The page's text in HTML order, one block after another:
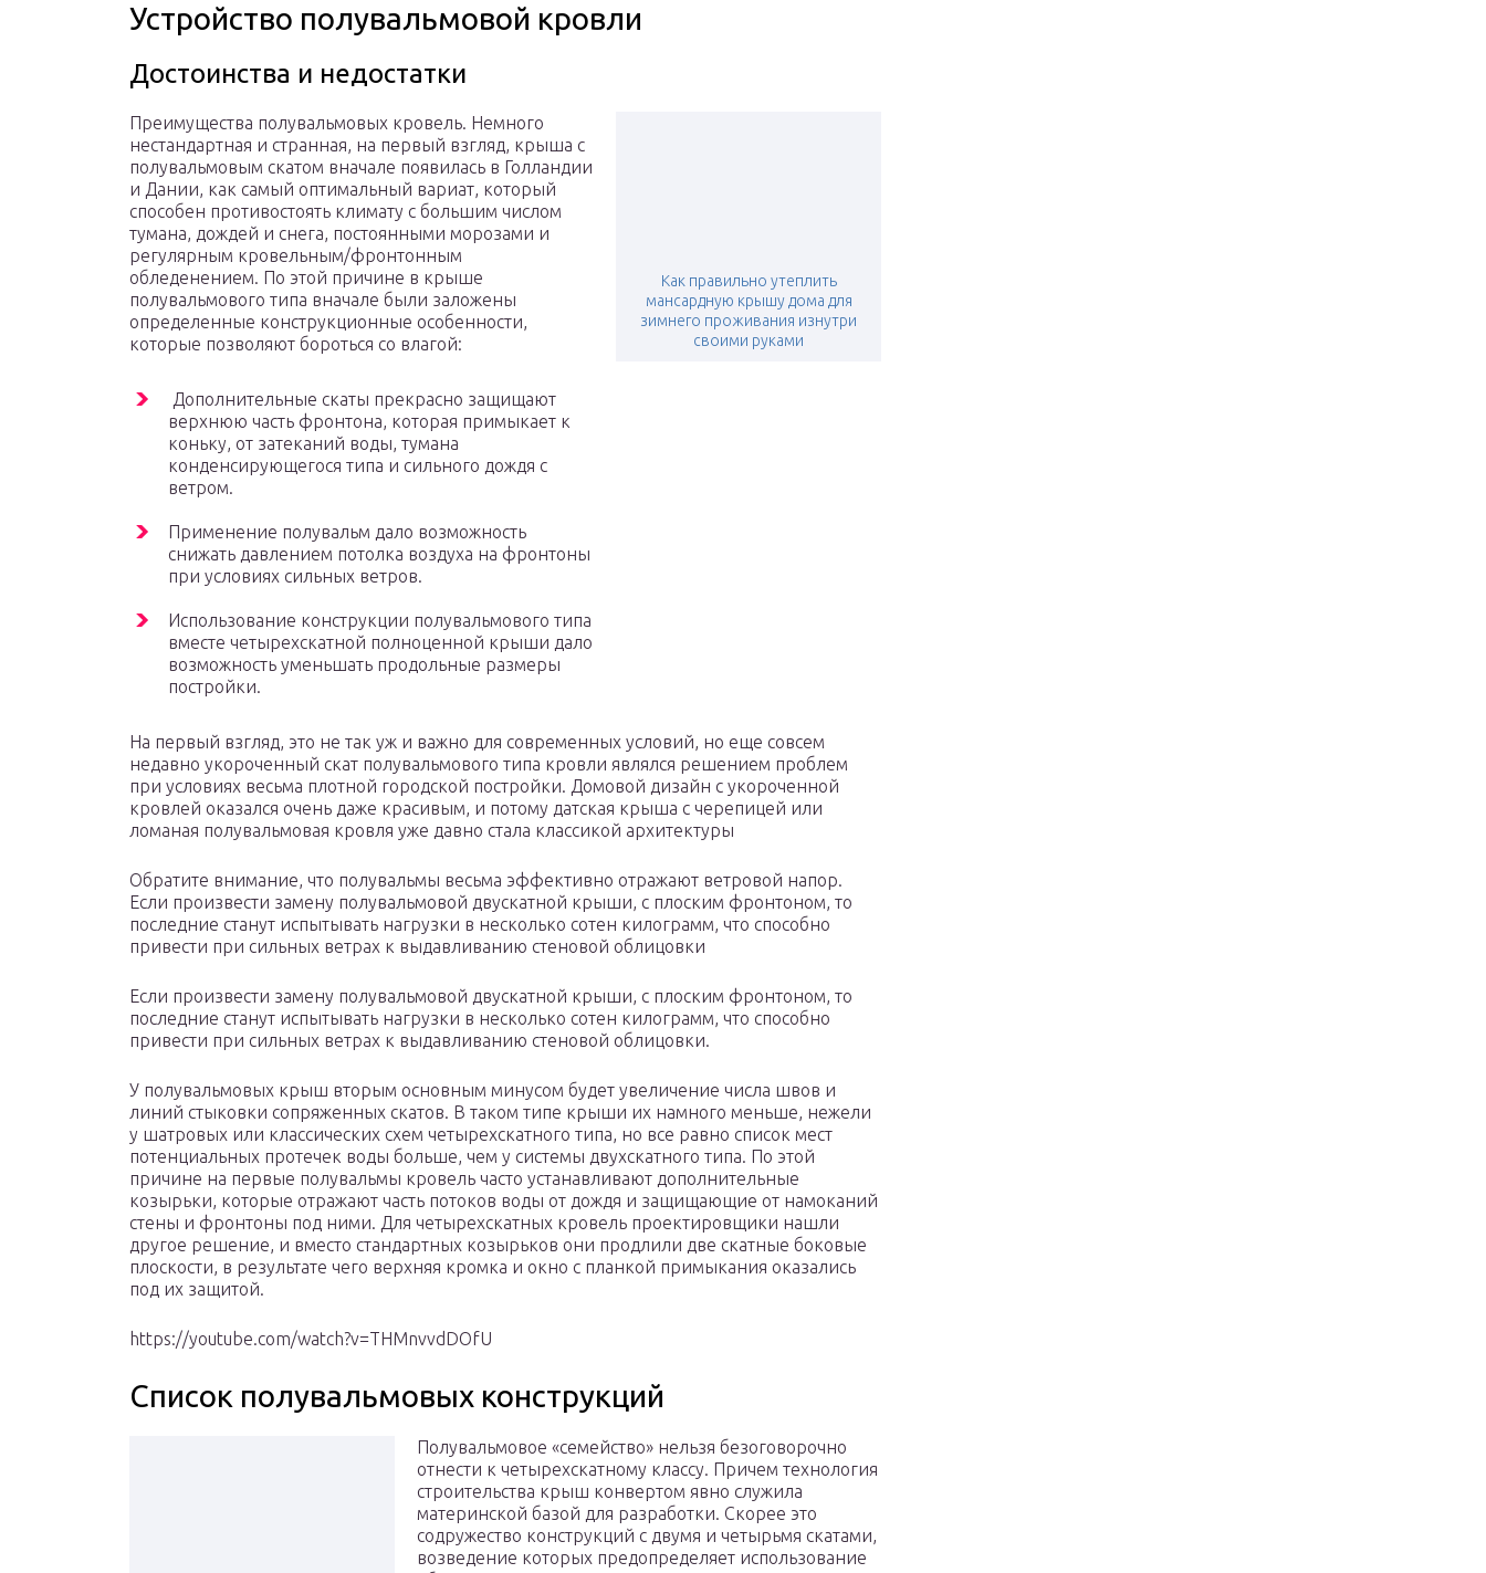
Устройство полувальмовой кровли
Достоинства и недостатки
Как правильно утеплить
мансардную крышу дома для
зимнего проживания изнутри
своими руками
Преимущества полувальмовых кровель. Немного
нестандартная и странная, на первый взгляд, крыша с
полувальмовым скатом вначале появилась в Голландии
и Дании, как самый оптимальный вариат, который
способен противостоять климату с большим числом
тумана, дождей и снега, постоянными морозами и
регулярным кровельным/фронтонным
обледенением. По этой причине в крыше
полувальмового типа вначале были заложены
определенные конструкционные особенности,
которые позволяют бороться со влагой:
Дополнительные скаты прекрасно защищают
верхнюю часть фронтона, которая примыкает к
коньку, от затеканий воды, тумана
конденсирующегося типа и сильного дождя с
ветром.
Применение полувальм дало возможность
снижать давлением потолка воздуха на фронтоны
при условиях сильных ветров.
Использование конструкции полувальмового типа
вместе четырехскатной полноценной крыши дало
возможность уменьшать продольные размеры
постройки.
На первый взгляд, это не так уж и важно для современных условий, но еще совсем
недавно укороченный скат полувальмового типа кровли являлся решением проблем
при условиях весьма плотной городской постройки. Домовой дизайн с укороченной
кровлей оказался очень даже красивым, и потому датская крыша с черепицей или
ломаная полувальмовая кровля уже давно стала классикой архитектуры
Обратите внимание, что полувальмы весьма эффективно отражают ветровой напор.
Если произвести замену полувальмовой двускатной крыши, с плоским фронтоном, то
последние станут испытывать нагрузки в несколько сотен килограмм, что способно
привести при сильных ветрах к выдавливанию стеновой облицовки
Если произвести замену полувальмовой двускатной крыши, с плоским фронтоном, то
последние станут испытывать нагрузки в несколько сотен килограмм, что способно
привести при сильных ветрах к выдавливанию стеновой облицовки.
У полувальмовых крыш вторым основным минусом будет увеличение числа швов и
линий стыковки сопряженных скатов. В таком типе крыши их намного меньше, нежели
у шатровых или классических схем четырехскатного типа, но все равно список мест
потенциальных протечек воды больше, чем у системы двухскатного типа. По этой
причине на первые полувальмы кровель часто устанавливают дополнительные
козырьки, которые отражают часть потоков воды от дождя и защищающие от намоканий
стены и фронтоны под ними. Для четырехскатных кровель проектировщики нашли
другое решение, и вместо стандартных козырьков они продлили две скатные боковые
плоскости, в результате чего верхняя кромка и окно с планкой примыкания оказались
под их защитой.
https://youtube.com/watch?v=THMnvvdDOfU
Список полувальмовых конструкций
Полувальмовое «семейство» нельзя безоговорочно
отнести к четырехскатному классу. Причем технология
строительства крыш конвертом явно служила
материнской базой для разработки. Скорее это
содружество конструкций с двумя и четырьмя скатами,
возведение которых предопределяет использование